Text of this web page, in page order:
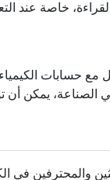
حسابات
الصناعة، يمكن أن
والمحترفين